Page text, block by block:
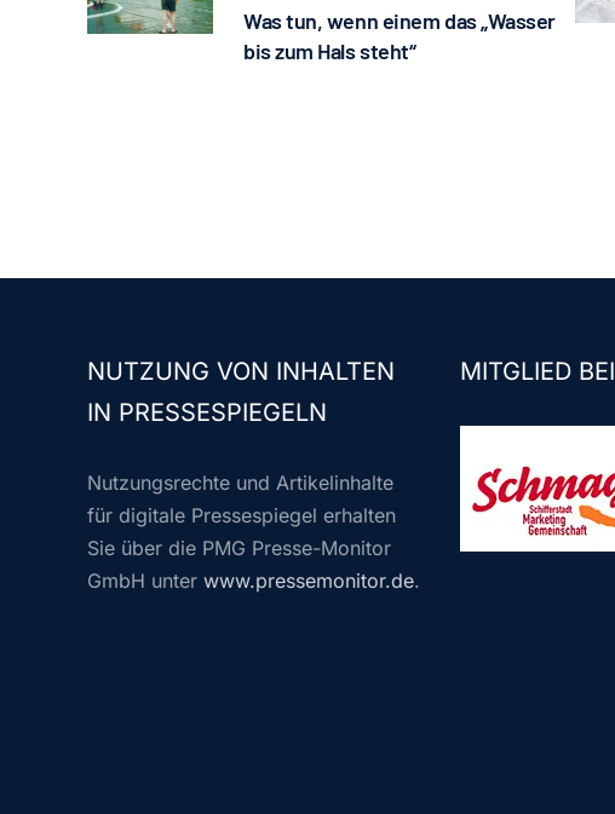
Was tun, wenn einem das „Wasser
bis zum Hals steht“
NUTZUNG VON INHALTEN
IN PRESSESPIEGELN
Nutzungsrechte und Artikelinhalte
für digitale Pressespiegel erhalten
Sie über die PMG Presse-Monitor
GmbH unter www.pressemonitor.de.
MITGLIED BEI